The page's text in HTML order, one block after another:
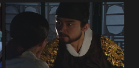
どおり、英祖と一夜を共にして、正
4品の階級を手に入れムン・スグォ
ン（淑媛）となる。その頃、恵嬪ホ
ン氏に新たな命が宿るが、長男は命
の危機に瀕していた。